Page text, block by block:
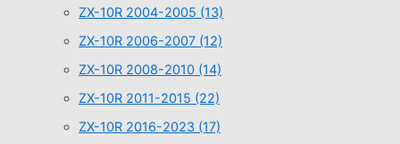
ZX-10R 2004-2005 (13)
ZX-10R 2006-2007 (12)
ZX-10R 2008-2010 (14)
ZX-10R 2011-2015 (22)
ZX-10R 2016-2023 (17)